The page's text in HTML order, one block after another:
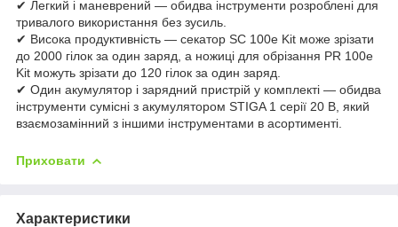
✔ Легкий і маневрений — обидва інструменти розроблені для
тривалого використання без зусиль.
✔ Висока продуктивність — секатор SC 100e Kit може зрізати
до 2000 гілок за один заряд, а ножиці для обрізання PR 100e
Kit можуть зрізати до 120 гілок за один заряд.
✔ Один акумулятор і зарядний пристрій у комплекті — обидва
інструменти сумісні з акумулятором STIGA 1 серії 20 В, який
взаємозамінний з іншими інструментами в асортименті.
Приховати
Характеристики